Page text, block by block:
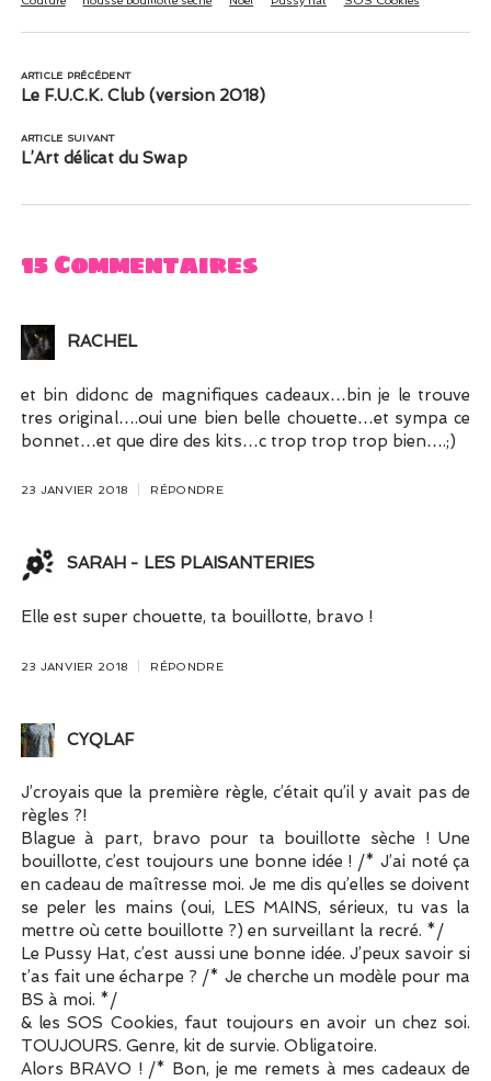
ARTICLE PRÉCÉDENT
Le F.U.C.K. Club (version 2018)
ARTICLE SUIVANT
L’Art délicat du Swap
15 Commentaires
RACHEL
et bin didonc de magnifiques cadeaux…bin je le trouve
tres original….oui une bien belle chouette…et sympa ce
bonnet…et que dire des kits…c trop trop trop bien….;)
23 JANVIER 2018 RÉPONDRE
SARAH - LES PLAISANTERIES
Elle est super chouette, ta bouillotte, bravo !
23 JANVIER 2018 RÉPONDRE
CYQLAF
J’croyais que la première règle, c’était qu’il y avait pas de
règles ?!
Blague à part, bravo pour ta bouillotte sèche ! Une
bouillotte, c’est toujours une bonne idée ! /* J’ai noté ça
en cadeau de maîtresse moi. Je me dis qu’elles se doivent
se peler les mains (oui, LES MAINS, sérieux, tu vas la
mettre où cette bouillotte ?) en surveillant la recré. */
Le Pussy Hat, c’est aussi une bonne idée. J’peux savoir si
t’as fait une écharpe ? /* Je cherche un modèle pour ma
BS à moi. */
& les SOS Cookies, faut toujours en avoir un chez soi.
TOUJOURS. Genre, kit de survie. Obligatoire.
Alors BRAVO ! /* Bon, je me remets à mes cadeaux de